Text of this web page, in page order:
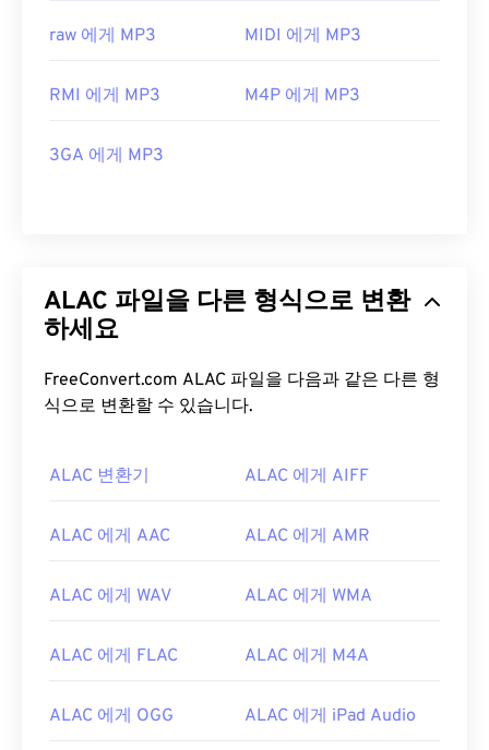
raw 에게 MP3 MIDI 에게 MP3
RMI 에게 MP3 M4P 에게 MP3
3GA 에게 MP3
ALAC 파일을 다른 형식으로 변환
하세요
FreeConvert.com ALAC 파일을 다음과 같은 다른 형
식으로 변환할 수 있습니다.
ALAC 변환기 ALAC 에게 AIFF
ALAC 에게 AAC ALAC 에게 AMR
ALAC 에게 WAV ALAC 에게 WMA
ALAC 에게 FLAC ALAC 에게 M4A
ALAC 에게 OGG ALAC 에게 iPad Audio